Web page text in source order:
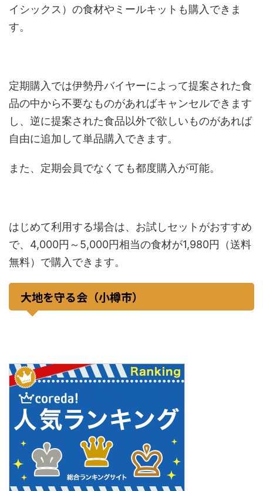
イシックス）の食材やミールキットも購入できま
す。
定期購入では伊勢丹バイヤーによって提案された食
品の中から不要なものがあればキャンセルできます
し、逆に提案された食品以外で欲しいものがあれば
自由に追加して単品購入できます。
また、定期会員でなくても都度購入が可能。
はじめて利用する場合は、お試しセットがおすすめ
で、4,000円～5,000円相当の食材が1,980円（送料
無料）で購入できます。
大地を守る会（小樽市）